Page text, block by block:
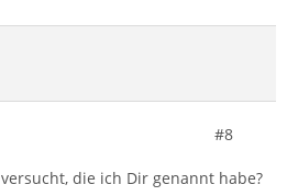
#8
die ich Dir genannt habe?